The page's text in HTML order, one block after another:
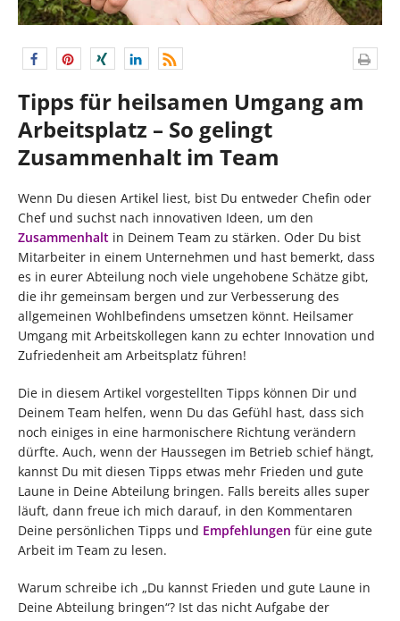
Tipps für heilsamen Umgang am
Arbeitsplatz – So gelingt
Zusammenhalt im Team
Wenn Du diesen Artikel liest, bist Du entweder Chefin oder
Chef und suchst nach innovativen Ideen, um den
Zusammenhalt in Deinem Team zu stärken. Oder Du bist
Mitarbeiter in einem Unternehmen und hast bemerkt, dass
es in eurer Abteilung noch viele ungehobene Schätze gibt,
die ihr gemeinsam bergen und zur Verbesserung des
allgemeinen Wohlbefindens umsetzen könnt. Heilsamer
Umgang mit Arbeitskollegen kann zu echter Innovation und
Zufriedenheit am Arbeitsplatz führen!
Die in diesem Artikel vorgestellten Tipps können Dir und
Deinem Team helfen, wenn Du das Gefühl hast, dass sich
noch einiges in eine harmonischere Richtung verändern
dürfte. Auch, wenn der Haussegen im Betrieb schief hängt,
kannst Du mit diesen Tipps etwas mehr Frieden und gute
Laune in Deine Abteilung bringen. Falls bereits alles super
läuft, dann freue ich mich darauf, in den Kommentaren
Deine persönlichen Tipps und Empfehlungen für eine gute
Arbeit im Team zu lesen.
Warum schreibe ich „Du kannst Frieden und gute Laune in
Deine Abteilung bringen“? Ist das nicht Aufgabe der